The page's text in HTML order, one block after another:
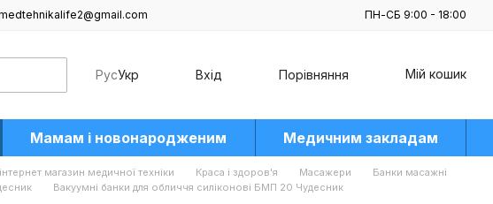
ПН-СБ 9:00 - 18:00
РусУкр Вхід Порівняння Мій кошик
Мамам і новонародженим Медичним закладам
магазин медичної техніки Краса і здоров'я Масажери
Банки масажні
Вакуумні банки для обличчя силіконові БМП 20 Чудесник